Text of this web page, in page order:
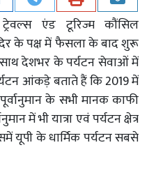
ट्रेवल्स एंड टूरिज्म कौंसिल
के पक्ष में फैसला के बाद शुरू
साथ देशभर के पर्यटन सेवाओं में
आंकड़े बताते हैं कि 2019 में
के सभी मानक काफी
में भी यात्रा एवं पर्यटन क्षेत्र
यूपी के धार्मिक पर्यटन सबसे